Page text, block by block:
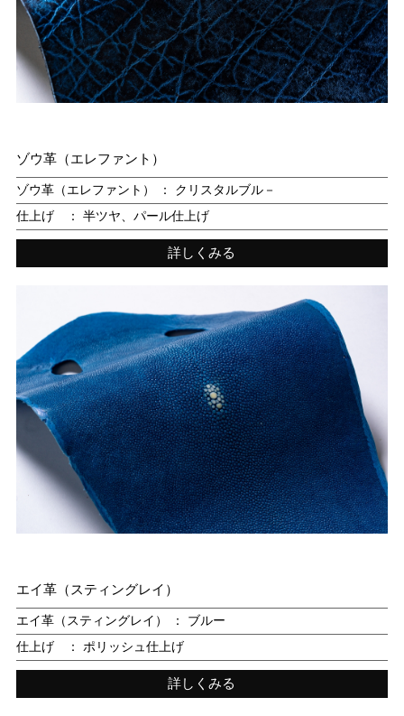
ゾウ革（エレファント）
ゾウ革（エレファント） ： クリスタルブル－
仕上げ ： 半ツヤ、パール仕上げ
詳しくみる
エイ革（スティングレイ）
エイ革（スティングレイ） ： ブルー
仕上げ ： ポリッシュ仕上げ
詳しくみる